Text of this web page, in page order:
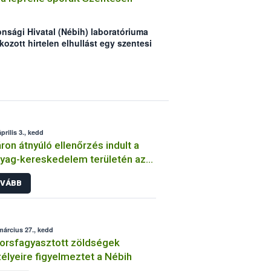
Hivatal (Nébih) laboratóriuma
hirtelen elhullást egy szentesi
A juhok legeltetési területén
a lépfene spóráit. A járási
alapján elrendelte a helyi
az állattartók figyelmét, hogy a
a kérődzőket!
3., kedd
átnyúló ellenőrzés indult a
kereskedelem területén az
védelme érdekében
27., kedd
zöldségek
figyelmeztet a Nébih